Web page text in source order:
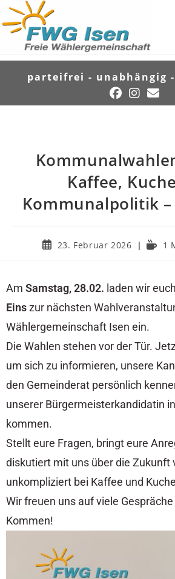
parteifrei - unabhängig
Kaffee,
Kommunalpolitik –
23. Februar 2026 1
Am Samstag, 28.02. laden wir
Einszur nächsten
Wählergemeinschaft Isen ein.
Die Wahlen stehen vor der Tür.
um sich zu informieren, unsere
den Gemeinderat persönlich
unserer Bürgermeisterkandidatin
kommen.
Stellt eure Fragen, bringt eure
diskutiert mit uns über die Zukunft
unkompliziert bei Kaffee und
Wir freuen uns auf viele
Kommen!